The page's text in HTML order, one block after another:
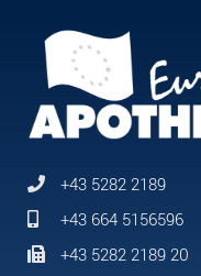
+43 5282 2189
+43 664 5156596
+43 5282 2189 20